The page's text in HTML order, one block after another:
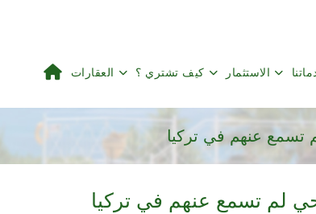
العقارات كيف تشتري ؟ الاستثمار